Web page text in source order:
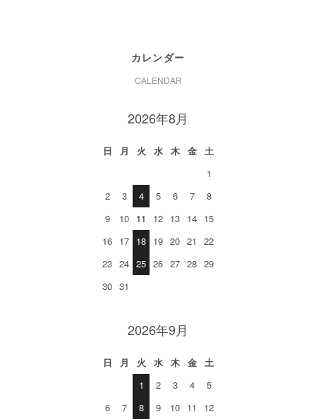
カレンダー
CALENDAR
2026年8月
日 月 火 水 木 金
土
1
2
3 4 5 6 7
8
9
10 11 12 13 14 15
16 17 18 19 20 21
22
23 24 25 26 27 28 29
30 31
2026年9月
日 月 火 水 木 金
土
1
2 3 4
5
6
7 8 9 10 11
12